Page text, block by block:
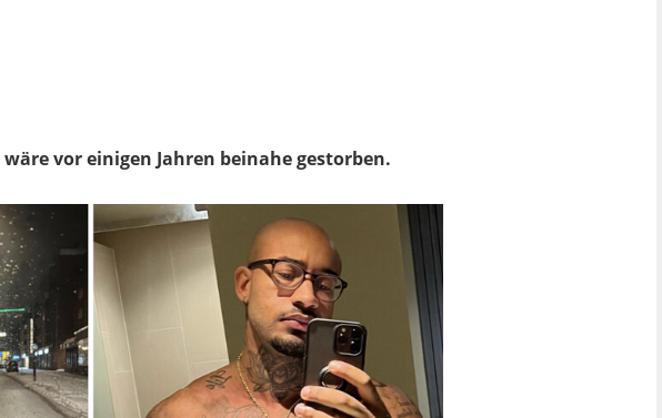
wäre vor einigen Jahren beinahe gestorben.